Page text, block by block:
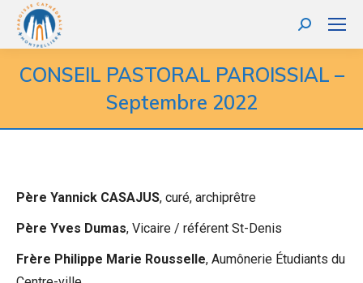
Recherche
:
CONSEIL PASTORAL PAROISSIAL –
Septembre 2022
Père Yannick CASAJUS, curé, archiprêtre
Père Yves Dumas, Vicaire / référent St-Denis
Frère Philippe Marie Rousselle, Aumônerie Étudiants du